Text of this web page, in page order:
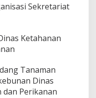
Sekretariat
Ketahanan
Tanaman
Dinas
dan Perikanan